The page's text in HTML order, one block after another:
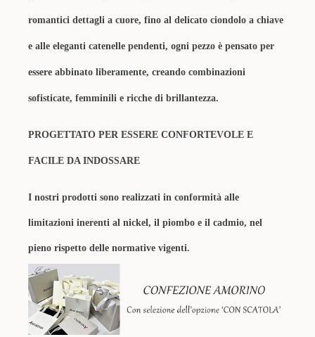
romantici dettagli a cuore, fino al delicato ciondolo a chiave
e alle eleganti catenelle pendenti, ogni pezzo è pensato per
essere abbinato liberamente, creando combinazioni
sofisticate, femminili e ricche di brillantezza.
PROGETTATO PER ESSERE CONFORTEVOLE E
FACILE DA INDOSSARE
I nostri prodotti sono realizzati in conformità alle
limitazioni inerenti al nickel, il piombo e il cadmio, nel
pieno rispetto delle normative vigenti.